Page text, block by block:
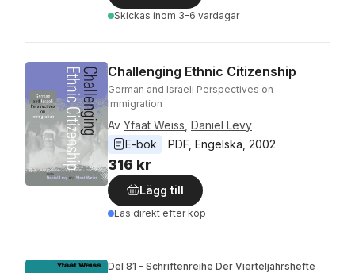
Skickas inom 3-6 vardagar
Challenging Ethnic Citizenship
German and Israeli Perspectives on
Immigration
Av Yfaat Weiss Daniel Levy
E-bok
PDF Engelska 2002
316 kr
Lägg till
Läs direkt efter köp
Del 81 - Schriftenreihe Der Vierteljahrshefte